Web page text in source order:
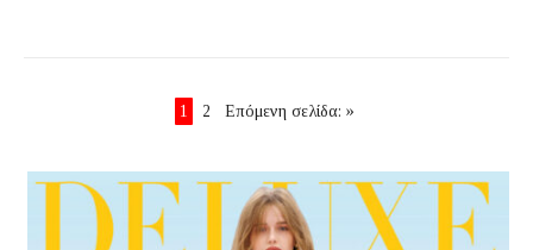
1 2 Επόμενη σελίδα: »